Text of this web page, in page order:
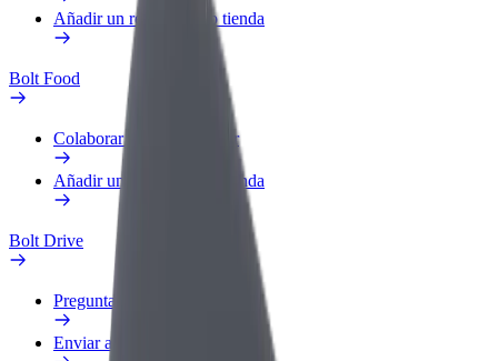
Añadir un restaurante o tienda
Bolt Food
Colaborar como repartidor
Añadir un restaurante o tienda
Bolt Drive
Preguntas frecuentes
Enviar aviso sobre un vehículo